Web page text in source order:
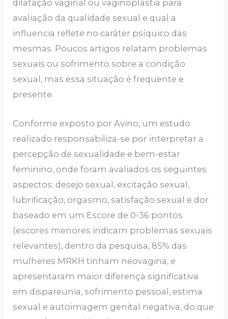
dilatação vaginal ou vaginoplastia para
avaliação da qualidade sexual e qual a
influencia reflete no caráter psíquico das
mesmas. Poucos artigos relatam problemas
sexuais ou sofrimento sobre a condição
sexual, mas essa situação é frequente e
presente.
Conforme exposto por Avino, um estudo
realizado responsabiliza-se por interpretar a
percepção de sexualidade e bem-estar
feminino, onde foram avaliados os seguintes
aspectos: desejo sexual, excitação sexual,
lubrificação, orgasmo, satisfação sexual e dor
baseado em um Escore de 0-36 pontos
(escores menores indicam problemas sexuais
relevantes), dentro da pesquisa, 85% das
mulheres MRKH tinham neovagina, e
apresentaram maior diferença significativa
em dispareunia, sofrimento pessoal, estima
sexual e autoimagem genital negativa, do que